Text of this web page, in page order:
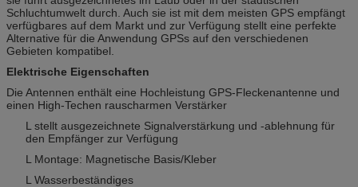
Schluchtumwelt durch. Auch sie ist mit dem meisten GPS empfängt
verfügbares auf dem Markt und zur Verfügung stellt eine perfekte
Alternative für die Anwendung GPSs auf den verschiedenen
Gebieten kompatibel.
Elektrische Eigenschaften
Die Antennen enthält eine Hochleistung GPS-Fleckenantenne und
einen High-Techen rauscharmen Verstärker
L stellt ausgezeichnete Signalverstärkung und -ablehnung für
den Empfänger zur Verfügung
L Montage: Magnetische Basis/Kleber
L Wasserbeständiges